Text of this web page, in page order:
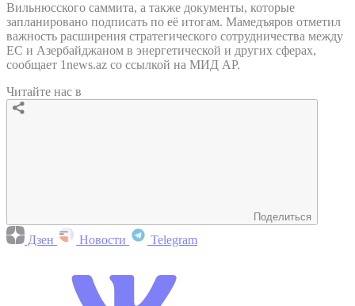
Вильнюсского саммита, а также документы, которые
запланировано подписать по её итогам. Мамедъяров отметил
важность расширения стратегического сотрудничества между
ЕС и Азербайджаном в энергетической и других сферах,
сообщает 1news.az со ссылкой на МИД АР.
Читайте нас в
Поделиться
Дзен Новости Telegram